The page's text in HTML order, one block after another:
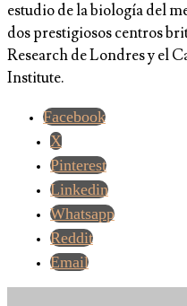
estudio de la biología del
dos prestigiosos centros
Research de Londres y el
Institute.
Facebook
X
Pinterest
Linkedin
Whatsapp
Reddit
Email